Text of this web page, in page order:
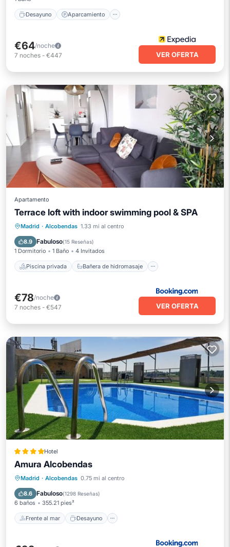
Desayuno Aparcamiento
€64/noche
7 noches - €447 VER OFERTA
Apartamento
Terrace loft with indoor swimming pool & SPA
Madrid · Alcobendas 1.33 mi al centro
8.9 Fabuloso(15 Reseñas)
1 Dormitorio 1 Baño 4 Invitados
Piscina privada Bañera de hidromasaje
Piscina privada
Bañera de hidromasaje
Aparcamiento
€78/noche
7 noches - €547 VER OFERTA
Hotel
Amura Alcobendas
Madrid · Alcobendas 0.75 mi al centro
8.6 Fabuloso(1298 Reseñas)
6 baños 355.21 pies²
Frente al mar Desayuno
Frente al mar
Desayuno
Aparcamiento